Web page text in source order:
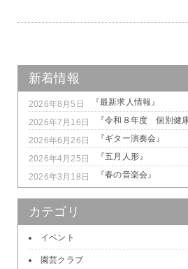
新着情報
2026年8月5日 『最新求人情報』
2026年7月16日 『令和８年度 個別健
2026年6月26日 『ギター演奏会』
2026年4月25日 『五月人形』
2026年3月18日 『春の音楽会』
カテゴリ
イベント
園芸クラブ